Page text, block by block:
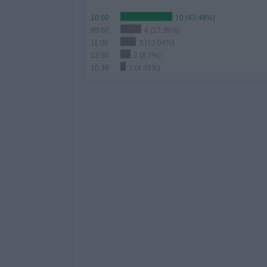
10:00
10 (43.48%)
09:00
4 (17.39%)
3 (13.04%)
12:00
2 (8.7%)
10:30
1 (4.35%)